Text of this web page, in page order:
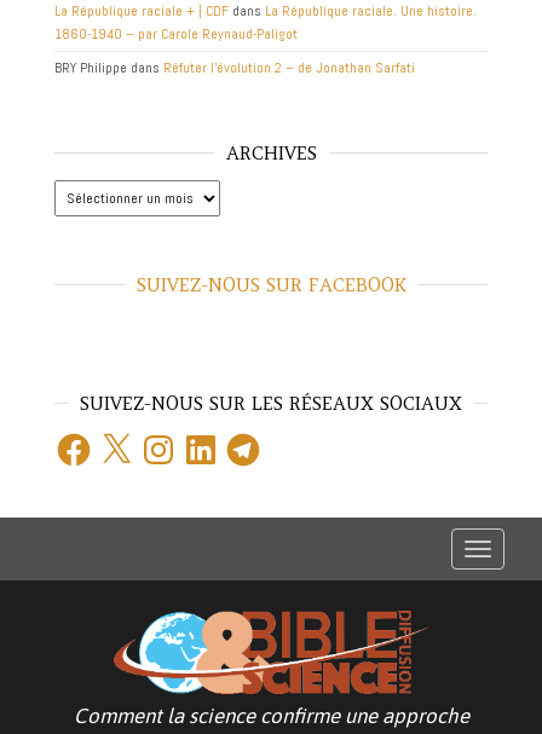
La République raciale + | CDF dans La République raciale. Une histoire.
1860-1940 – par Carole Reynaud-Paligot
BRY Philippe dans Réfuter l’évolution 2 – de Jonathan Sarfati
ARCHIVES
Archives
SUIVEZ-NOUS SUR FACEBOOK
SUIVEZ-NOUS SUR LES RÉSEAUX SOCIAUX
Facebook InstagramLinkedIn Telegram
T
o
Comment la science confirme une approche